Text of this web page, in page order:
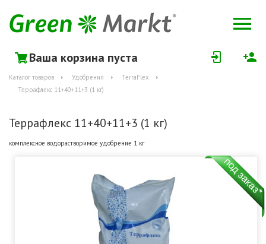
Ваша корзина пуста
Каталог товаров Удобрения
TerraFlex
Террафлекс 11+40+11+3 (1 кг)
Террафлекс 11+40+11+3 (1 кг)
комплексное водорастворимое удобрение 1 кг